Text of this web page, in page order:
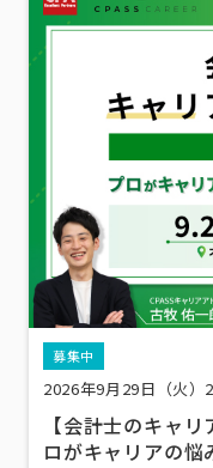
募集中
2026年9月29日（火）
【会計士のキャ
ロがキャリアの悩